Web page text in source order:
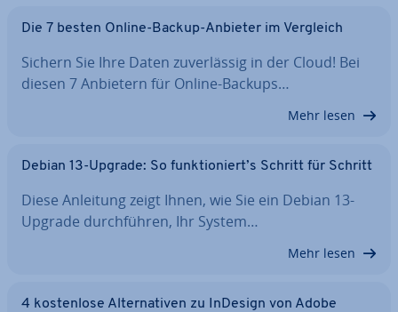
Die 7 besten Online-Backup-Anbieter im Vergleich
Sichern Sie Ihre Daten zu­ver­läs­sig in der Cloud! Bei
diesen 7 Anbietern für Online-Backups…
Mehr lesen
Debian 13-Upgrade: So funk­tio­niert’s Schritt für Schritt
Diese Anleitung zeigt Ihnen, wie Sie ein Debian 13-
Upgrade durch­füh­ren, Ihr System…
Mehr lesen
4 kos­ten­lo­se Al­ter­na­ti­ven zu InDesign von Adobe